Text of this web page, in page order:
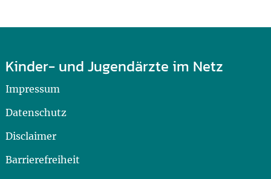
Kinder- und Jugendärzte im Netz
Impressum
Datenschutz
Disclaimer
Barrierefreiheit